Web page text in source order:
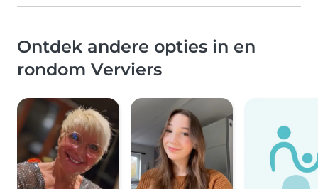
Ontdek andere opties in en
rondom Verviers